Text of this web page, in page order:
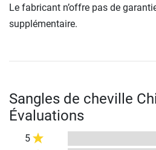
Le fabricant n’offre pas de
supplémentaire.
Sangles de cheville
Évaluations
5